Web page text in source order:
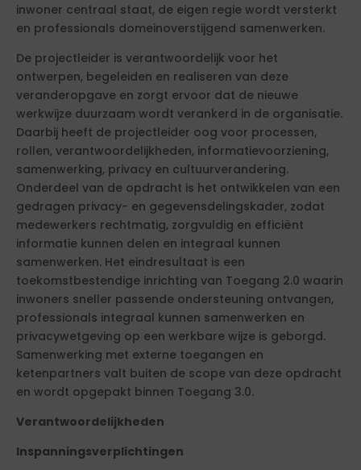
inwoner centraal staat, de eigen regie wordt versterkt
en professionals domeinoverstijgend samenwerken.
De projectleider is verantwoordelijk voor het
ontwerpen, begeleiden en realiseren van deze
veranderopgave en zorgt ervoor dat de nieuwe
werkwijze duurzaam wordt verankerd in de organisatie.
Daarbij heeft de projectleider oog voor processen,
rollen, verantwoordelijkheden, informatievoorziening,
samenwerking, privacy en cultuurverandering.
Onderdeel van de opdracht is het ontwikkelen van een
gedragen privacy- en gegevensdelingskader, zodat
medewerkers rechtmatig, zorgvuldig en efficiënt
informatie kunnen delen en integraal kunnen
samenwerken. Het eindresultaat is een
toekomstbestendige inrichting van Toegang 2.0 waarin
inwoners sneller passende ondersteuning ontvangen,
professionals integraal kunnen samenwerken en
privacywetgeving op een werkbare wijze is geborgd.
Samenwerking met externe toegangen en
ketenpartners valt buiten de scope van deze opdracht
en wordt opgepakt binnen Toegang 3.0.
Verantwoordelijkheden
Inspanningsverplichtingen